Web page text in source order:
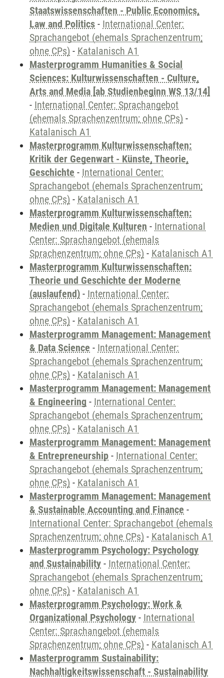
Staatswissenschaften - Public Economics,
Law and Politics - International Center:
Sprachangebot (ehemals Sprachenzentrum;
ohne CPs) - Katalanisch A1
Masterprogramm Humanities & Social
Sciences: Kulturwissenschaften - Culture,
Arts and Media [ab Studienbeginn WS 13/14]
- International Center: Sprachangebot
(ehemals Sprachenzentrum; ohne CPs) -
Katalanisch A1
Masterprogramm Kulturwissenschaften:
Kritik der Gegenwart - Künste, Theorie,
Geschichte - International Center:
Sprachangebot (ehemals Sprachenzentrum;
ohne CPs) - Katalanisch A1
Masterprogramm Kulturwissenschaften:
Medien und Digitale Kulturen - International
Center: Sprachangebot (ehemals
Sprachenzentrum; ohne CPs) - Katalanisch A1
Masterprogramm Kulturwissenschaften:
Theorie und Geschichte der Moderne
(auslaufend) - International Center:
Sprachangebot (ehemals Sprachenzentrum;
ohne CPs) - Katalanisch A1
Masterprogramm Management: Management
& Data Science - International Center:
Sprachangebot (ehemals Sprachenzentrum;
ohne CPs) - Katalanisch A1
Masterprogramm Management: Management
& Engineering - International Center:
Sprachangebot (ehemals Sprachenzentrum;
ohne CPs) - Katalanisch A1
Masterprogramm Management: Management
& Entrepreneurship - International Center:
Sprachangebot (ehemals Sprachenzentrum;
ohne CPs) - Katalanisch A1
Masterprogramm Management: Management
& Sustainable Accounting and Finance -
International Center: Sprachangebot (ehemals
Sprachenzentrum; ohne CPs) - Katalanisch A1
Masterprogramm Psychology: Psychology
and Sustainability - International Center:
Sprachangebot (ehemals Sprachenzentrum;
ohne CPs) - Katalanisch A1
Masterprogramm Psychology: Work &
Organizational Psychology - International
Center: Sprachangebot (ehemals
Sprachenzentrum; ohne CPs) - Katalanisch A1
Masterprogramm Sustainability:
Nachhaltigkeitswissenschaft - Sustainability